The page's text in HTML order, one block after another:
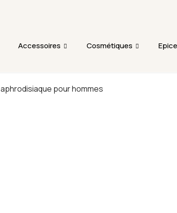
Accessoires Cosmétiques
pour hommes
L'ajout au panier est indisponible et